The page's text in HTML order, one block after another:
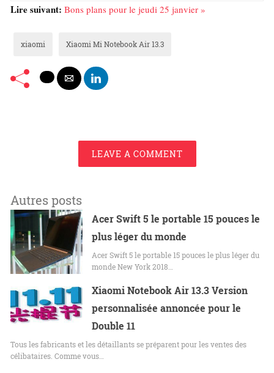
Lire suivant: Bons plans pour le jeudi 25 janvier »
xiaomi Xiaomi Mi Notebook Air 13.3
LEAVE A COMMENT
Autres posts
Acer Swift 5 le portable 15 pouces le
plus léger du monde
Acer Swift 5 le portable 15 pouces le plus léger du
monde New York 2018…
Xiaomi Notebook Air 13.3 Version
personnalisée annoncée pour le
Double 11
Tous les fabricants et les détaillants se préparent pour les ventes des
célibataires. Comme vous…